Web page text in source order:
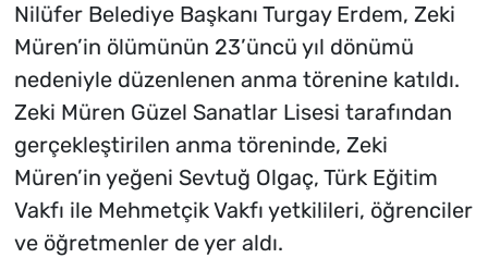
Nilüfer Belediye Başkanı Turgay Erdem, Zeki
Müren’in ölümünün 23’üncü yıl dönümü
nedeniyle düzenlenen anma törenine katıldı.
Zeki Müren Güzel Sanatlar Lisesi tarafından
gerçekleştirilen anma töreninde, Zeki
Müren’in yeğeni Sevtuğ Olgaç, Türk Eğitim
Vakfı ile Mehmetçik Vakfı yetkilileri, öğrenciler
ve öğretmenler de yer aldı.